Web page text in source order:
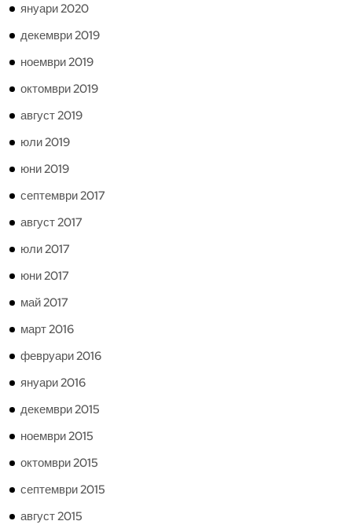
януари 2020
декември 2019
ноември 2019
октомври 2019
август 2019
юли 2019
юни 2019
септември 2017
август 2017
юли 2017
юни 2017
май 2017
март 2016
февруари 2016
януари 2016
декември 2015
ноември 2015
октомври 2015
септември 2015
август 2015